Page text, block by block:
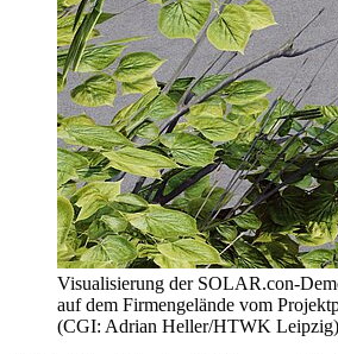
Visualisierung der SOLAR.con-
auf dem Firmengelände vom
(CGI: Adrian Heller/HTWK Leipzig)